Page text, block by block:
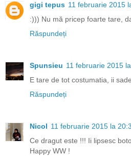
gigi tepus 11 februarie 2015
:))) Nu mă pricep foarte tare,
Răspundeți
Spunsieu 11 februarie 2015
E tare de tot costumatia, ii
Răspundeți
Nicol 11 februarie 2015 la
Ce dragut este !!! Ii lipsesc
Happy WW !